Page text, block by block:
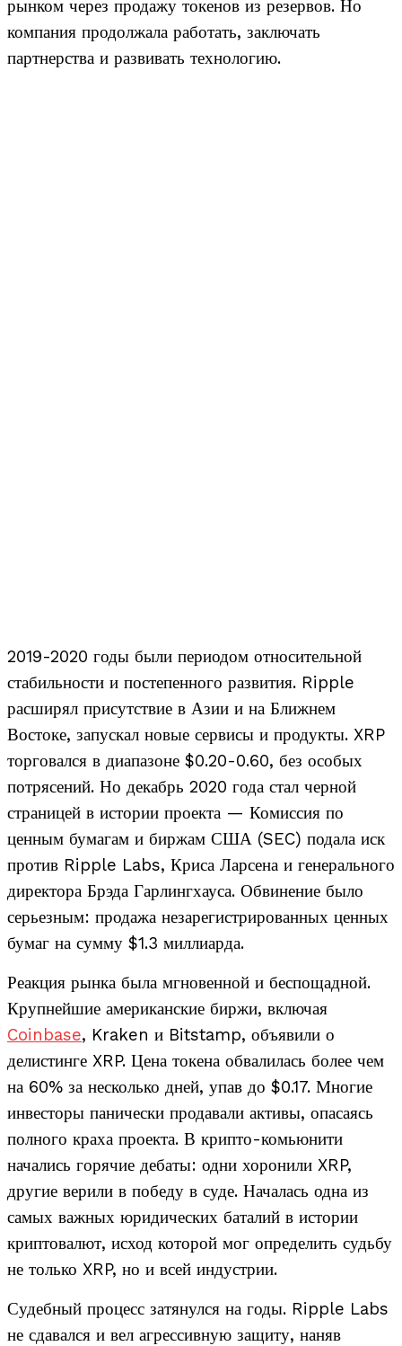
рынком через продажу токенов из резервов. Но
компания продолжала работать, заключать
партнерства и развивать технологию.
2019-2020 годы были периодом относительной
стабильности и постепенного развития. Ripple
расширял присутствие в Азии и на Ближнем
Востоке, запускал новые сервисы и продукты. XRP
торговался в диапазоне $0.20-0.60, без особых
потрясений. Но декабрь 2020 года стал черной
страницей в истории проекта — Комиссия по
ценным бумагам и биржам США (SEC) подала иск
против Ripple Labs, Криса Ларсена и генерального
директора Брэда Гарлингхауса. Обвинение было
серьезным: продажа незарегистрированных ценных
бумаг на сумму $1.3 миллиарда.
Реакция рынка была мгновенной и беспощадной.
Крупнейшие американские биржи, включая
Coinbase, Kraken и Bitstamp, объявили о
делистинге XRP. Цена токена обвалилась более чем
на 60% за несколько дней, упав до $0.17. Многие
инвесторы панически продавали активы, опасаясь
полного краха проекта. В крипто-комьюнити
начались горячие дебаты: одни хоронили XRP,
другие верили в победу в суде. Началась одна из
самых важных юридических баталий в истории
криптовалют, исход которой мог определить судьбу
не только XRP, но и всей индустрии.
Судебный процесс затянулся на годы. Ripple Labs
не сдавался и вел агрессивную защиту, наняв